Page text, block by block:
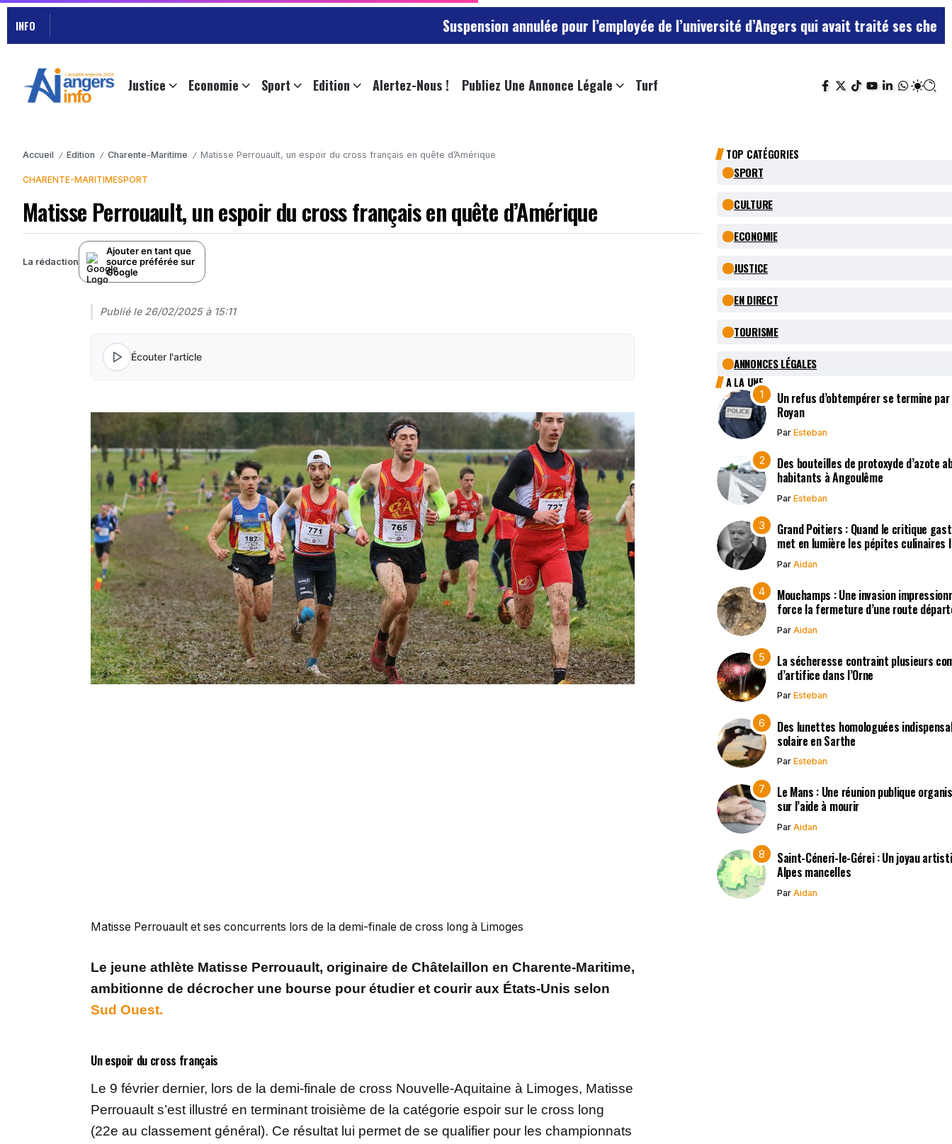
INFO Suspension annulée pour l’employée de l’université d’Angers qui avait traité ses chefs de “chiens”
Justice Economie Sport Edition Alertez-Nous ! Publiez Une Annonce Légale Turf
Accueil / Edition / Charente-Maritime / Matisse Perrouault, un espoir du cross français en quête d’Amérique
CHARENTE-MARITIMESPORT
Matisse Perrouault, un espoir du cross français en quête d’Amérique
La rédaction
Ajouter en tant que
source préférée sur
Google
Publié le 26/02/2025 à 15:11
Écouter l'article
Matisse Perrouault et ses concurrents lors de la demi-finale de cross long à Limoges
Le jeune athlète Matisse Perrouault, originaire de Châtelaillon en Charente-Maritime,
ambitionne de décrocher une bourse pour étudier et courir aux États-Unis selon
Sud Ouest.
Un espoir du cross français
Le 9 février dernier, lors de la demi-finale de cross Nouvelle-Aquitaine à Limoges, Matisse
Perrouault s’est illustré en terminant troisième de la catégorie espoir sur le cross long
(22e au classement général). Ce résultat lui permet de se qualifier pour les championnats
TOP CATÉGORIES
SPORT
CULTURE
ECONOMIE
JUSTICE
EN DIRECT
TOURISME
ANNONCES LÉGALES
A LA UNE
Un refus d’obtempérer se termine
Royan
Par Esteban
Des bouteilles de protoxyde d’azote
habitants à Angoulême
Par Esteban
Grand Poitiers : Quand le critique
met en lumière les pépites culinaires
Par Aidan
Mouchamps : Une invasion
force la fermeture d’une route
Par Aidan
La sécheresse contraint plusieurs
d’artifice dans l’Orne
Par Esteban
Des lunettes homologuées
solaire en Sarthe
Par Esteban
Le Mans : Une réunion publique
sur l’aide à mourir
Par Aidan
Saint-Céneri-le-Gérei : Un joyau
Alpes mancelles
Par Aidan